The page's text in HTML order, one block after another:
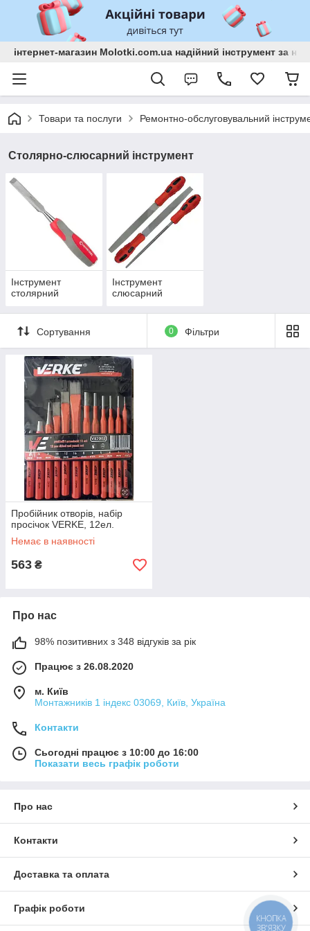
інтернет-магазин Molotki.com.ua надійний інструмент за
Товари та послуги Ремонтно-обслуговувальний
Столярно-слюсарний інструмент
Інструмент
столярний
Інструмент
слюсарний
Сортування 0 Фільтри
Пробійник отворів, набір
просічок VERKE, 12ел.
Немає в наявності
563 ₴
Про нас
98% позитивних з 348 відгуків за рік
Працює з 26.08.2020
м. Київ
Монтажників 1 індекс 03069, Київ, Україна
Контакти
Сьогодні працює з 10:00 до 16:00
Показати весь графік роботи
Про нас
Контакти
Доставка та оплата
Графік роботи
КНОПКА
ЗВ'ЯЗКУ